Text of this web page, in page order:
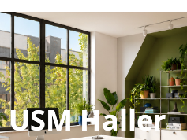
USM Haller